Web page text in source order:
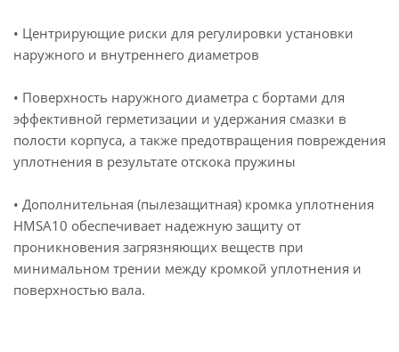
• Центрирующие риски для регулировки установки
наружного и внутреннего диаметров
• Поверхность наружного диаметра с бортами для
эффективной герметизации и удержания смазки в
полости корпуса, а также предотвращения повреждения
уплотнения в результате отскока пружины
• Дополнительная (пылезащитная) кромка уплотнения
HMSA10 обеспечивает надежную защиту от
проникновения загрязняющих веществ при
минимальном трении между кромкой уплотнения и
поверхностью вала.